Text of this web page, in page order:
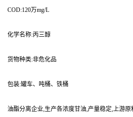
COD:120万mg/L
化学名称:丙三醇
货物种类:非危化品
包装:罐车、吨桶、铁桶
油酯分离企业,生产各浓度甘油,产量稳定,上游